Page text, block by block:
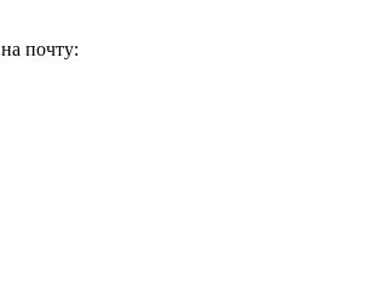
почту: